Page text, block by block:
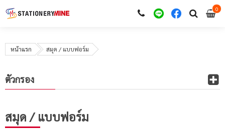
00
หน้าแรก สมุด / แบบฟอร์ม
สมุด / แบบฟอร์ม
ตัวกรอง